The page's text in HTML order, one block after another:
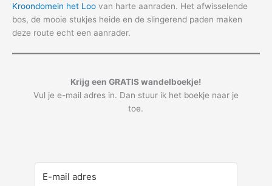
Kroondomein het Loo van harte aanraden. Het afwisselende
bos, de mooie stukjes heide en de slingerend paden maken
deze route echt een aanrader.
Krijg een GRATIS wandelboekje!
Vul je e-mail adres in. Dan stuur ik het boekje naar je
toe.